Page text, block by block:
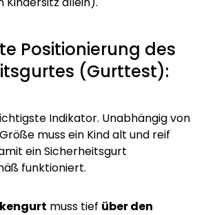
Positionierung des
(Gurttest):
Indikator. Unabhängig von
muss ein Kind alt und reif
ein Sicherheitsgurt
funktioniert.
muss tief über den